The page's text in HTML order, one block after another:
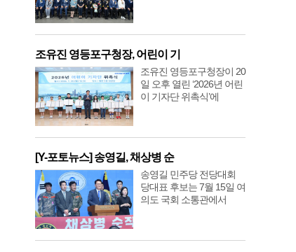
조유진 영등포구청장, 어린이 기
조유진 영등포구청장이 20
일 오후 열린 ‘2026년 어린
이 기자단 위촉식’에
[Y-포토뉴스] 송영길, 채상병 순
송영길 민주당 전당대회
당대표 후보는 7월 15일 여
의도 국회 소통관에서